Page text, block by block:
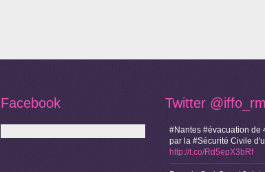
Facebook Twitter
#Nantes #évacuation de
par la #Sécurité Civile
http://t.co/Rd5epX3bRf